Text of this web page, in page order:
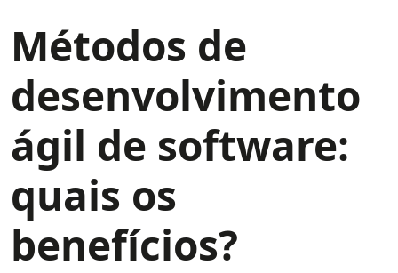
Métodos de
desenvolvimento
ágil de software:
quais os
benefícios?